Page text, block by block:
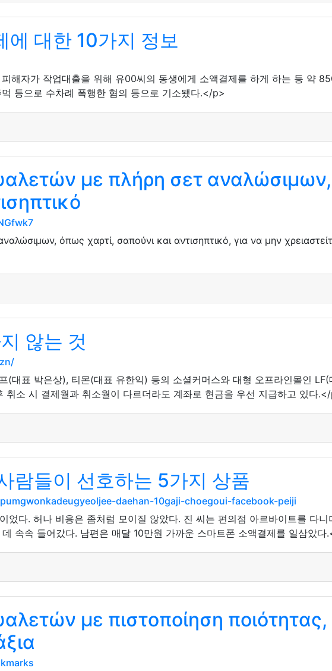
에 대한 10가지 정보
해자가 작업대출을 위해 유00씨의 동생에게 소액결제를 하게 하는 등 약
등으로 수차례 폭행한 혐의 등으로 기소됐다.</p>
με πλήρη σετ
όπως χαρτί, σαπούνι και αντισηπτικό, για να μην
않는 것
대표 박은상), 티몬(대표 유한익) 등의 소셜커머스와 대형 오프라인몰인 LF(
취소 시 결제월과 취소월이 다르더라도 계좌로 현금을 우선 지급하고 있다
람들이 선호하는 5가지 상품
daehan-10gaji-choegoui-facebook-peiji
었다. 허나 비용은 좀처럼 모이질 않았다. 진 씨는 편의점 아르바이트를 다
속속 들어갔다. 남편은 매달 10만원 가까운 스마트폰 소액결제를 일삼았다
με πιστοποίηση ποιότητας,